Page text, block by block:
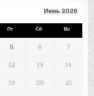
Июнь 2026
Пт Сб Вс
5 6 7
12 13 14
19 20 21